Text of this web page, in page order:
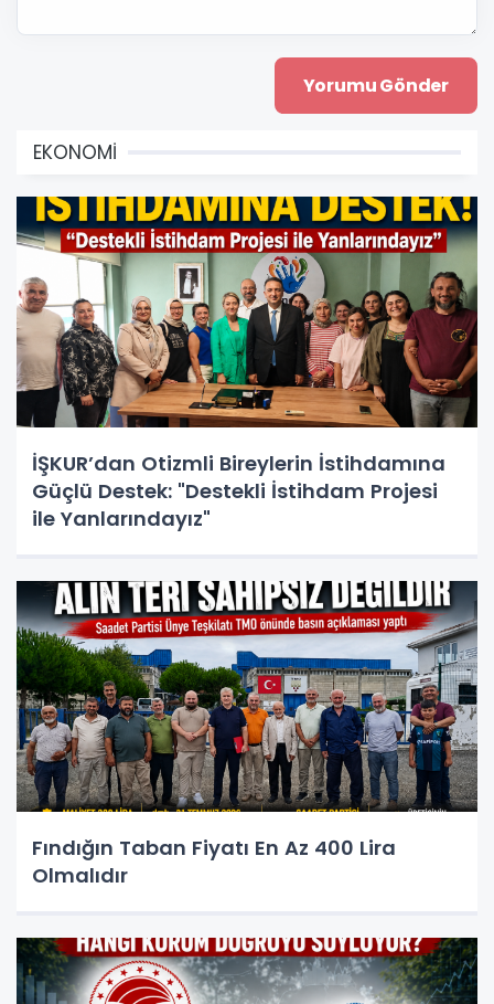
EKONOMİ
İŞKUR’dan Otizmli Bireylerin İstihdamına
Güçlü Destek: "Destekli İstihdam Projesi
ile Yanlarındayız"
Fındığın Taban Fiyatı En Az 400 Lira
Olmalıdır